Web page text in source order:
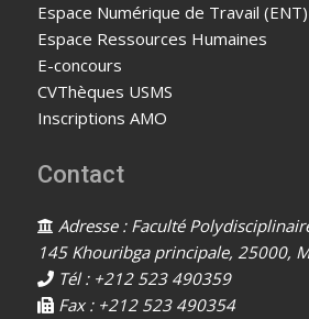
Espace Numérique de Travail (ENT)
Espace Ressources Humaines
E-concours
CVThèques USMS
Inscriptions AMO
Contact
Adresse : Faculté
145 Khouribga principale, 25000,
Tél : +212 523 490359
Fax : +212 523 490354